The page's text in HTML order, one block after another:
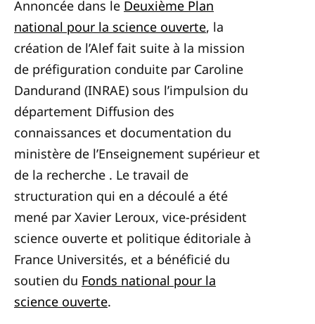
Annoncée dans le Deuxième Plan
national pour la science ouverte, la
création de l’Alef fait suite à la mission
de préfiguration conduite par Caroline
Dandurand (INRAE) sous l’impulsion du
département Diffusion des
connaissances et documentation du
ministère de l’Enseignement supérieur et
de la recherche . Le travail de
structuration qui en a découlé a été
mené par Xavier Leroux, vice-président
science ouverte et politique éditoriale à
France Universités, et a bénéficié du
soutien du Fonds national pour la
science ouverte.